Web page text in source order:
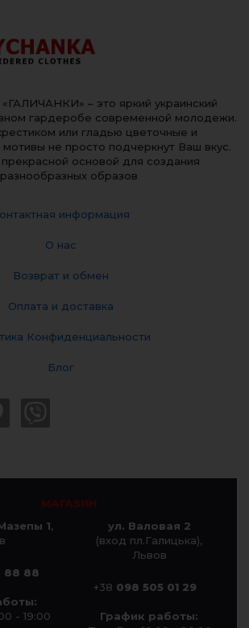
– это яркий украинский
гардеробе современной молодежи.
или гладью цветочные и
не просто подчеркнут Ваш вкус.
прекрасной основой для создания
разнообразных образов
информация
О нас
Возврат и обмен
Оплата и доставка
Конфиденциальности
Блог
МАГАЗИН
1,
88 88
- 19:00
ул. Валовая 2
(вход пл.Галицька),
Львов
+38 098 505 01 29
График работы: